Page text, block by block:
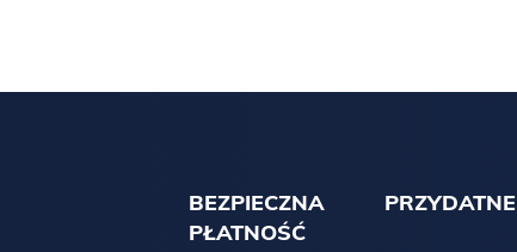
BEZPIECZNA
PŁATNOŚĆ
PRZYDATNE